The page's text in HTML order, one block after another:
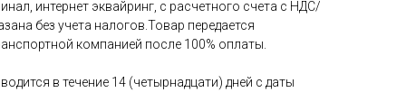
интернет эквайринг, с расчетного счета с НДС/
без учета налогов.Товар передается
компанией после 100% оплаты.
в течение 14 (четырнадцати) дней с даты